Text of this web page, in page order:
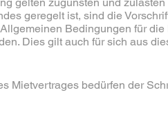
geregelt ist, sind die
Bedingungen für
Dies gilt auch für sich aus
Mietvertrages bedürfen der